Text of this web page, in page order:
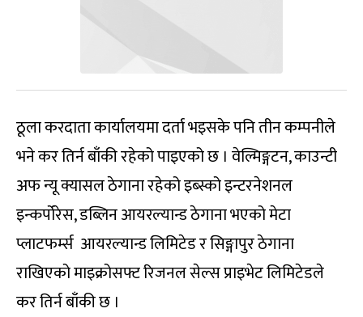
ठूला करदाता कार्यालयमा दर्ता भइसके पनि तीन कम्पनीले
भने कर तिर्न बाँकी रहेको पाइएको छ । वेल्मिङ्गटन, काउन्टी
अफ न्यू क्यासल ठेगाना रहेको इब्स्को इन्टरनेशनल
इन्कर्पोरेस, डब्लिन आयरल्यान्ड ठेगाना भएको मेटा
प्लाटफर्म्स आयरल्यान्ड लिमिटेड र सिङ्गापुर ठेगाना
राखिएको माइक्रोसफ्ट रिजनल सेल्स प्राइभेट लिमिटेडले
कर तिर्न बाँकी छ ।